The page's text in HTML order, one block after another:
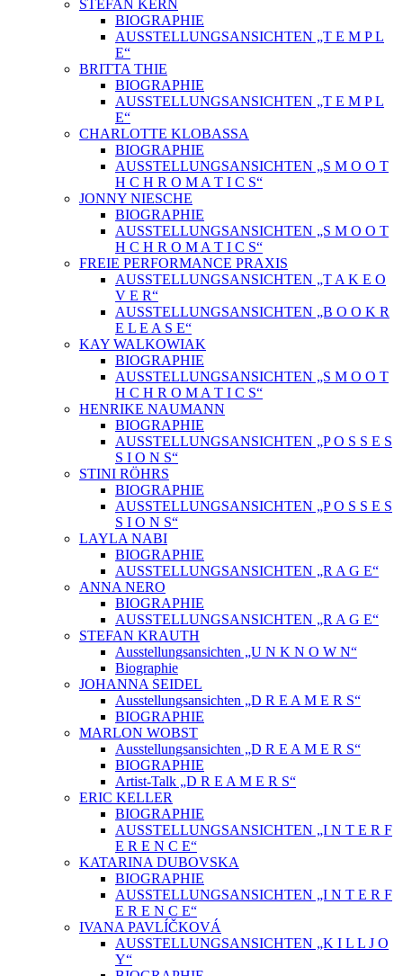
STEFAN KERN
BIOGRAPHIE
AUSSTELLUNGSANSICHTEN „T E M P L
E“
BRITTA THIE
BIOGRAPHIE
AUSSTELLUNGSANSICHTEN „T E M P L
E“
CHARLOTTE KLOBASSA
BIOGRAPHIE
AUSSTELLUNGSANSICHTEN „S M O O T
H C H R O M A T I C S“
JONNY NIESCHE
BIOGRAPHIE
AUSSTELLUNGSANSICHTEN „S M O O T
H C H R O M A T I C S“
FREIE PERFORMANCE PRAXIS
AUSSTELLUNGSANSICHTEN „T A K E O
V E R“
AUSSTELLUNGSANSICHTEN „B O O K R
E L E A S E“
KAY WALKOWIAK
BIOGRAPHIE
AUSSTELLUNGSANSICHTEN „S M O O T
H C H R O M A T I C S“
HENRIKE NAUMANN
BIOGRAPHIE
AUSSTELLUNGSANSICHTEN „P O S S E S
S I O N S“
STINI RÖHRS
BIOGRAPHIE
AUSSTELLUNGSANSICHTEN „P O S S E S
S I O N S“
LAYLA NABI
BIOGRAPHIE
AUSSTELLUNGSANSICHTEN „R A G E“
ANNA NERO
BIOGRAPHIE
AUSSTELLUNGSANSICHTEN „R A G E“
STEFAN KRAUTH
Ausstellungsansichten „U N K N O W N“
Biographie
JOHANNA SEIDEL
Ausstellungsansichten „D R E A M E R S“
BIOGRAPHIE
MARLON WOBST
Ausstellungsansichten „D R E A M E R S“
BIOGRAPHIE
Artist-Talk „D R E A M E R S“
ERIC KELLER
BIOGRAPHIE
AUSSTELLUNGSANSICHTEN „I N T E R F
E R E N C E“
KATARINA DUBOVSKA
BIOGRAPHIE
AUSSTELLUNGSANSICHTEN „I N T E R F
E R E N C E“
IVANA PAVLÍČKOVÁ
AUSSTELLUNGSANSICHTEN „K I L L J O
Y“